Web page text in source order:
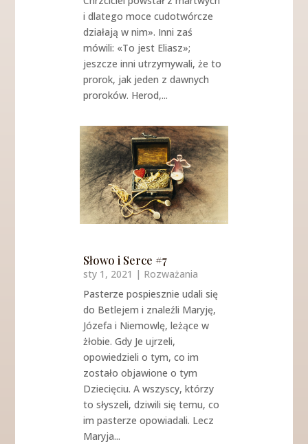
i dlatego moce cudotwórcze
działają w nim». Inni zaś
mówili: «To jest Eliasz»;
jeszcze inni utrzymywali, że to
prorok, jak jeden z dawnych
proroków. Herod,...
Słowo i Serce #7
sty 1, 2021 | Rozważania
Pasterze pospiesznie udali się
do Betlejem i znaleźli Maryję,
Józefa i Niemowlę, leżące w
żłobie. Gdy Je ujrzeli,
opowiedzieli o tym, co im
zostało objawione o tym
Dziecięciu. A wszyscy, którzy
to słyszeli, dziwili się temu, co
im pasterze opowiadali. Lecz
Maryja...